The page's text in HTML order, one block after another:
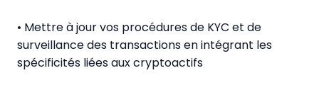
• Mettre à jour vos procédures de KYC et de
surveillance des transactions en intégrant les
spécificités liées aux cryptoactifs